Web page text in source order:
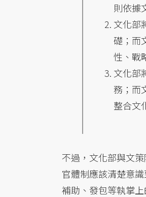
則依據
文化部
礎；而
性、戰
文化部
務；而
整合文
不過，文化部與文
官體制應該清楚意
補助、發包等執掌